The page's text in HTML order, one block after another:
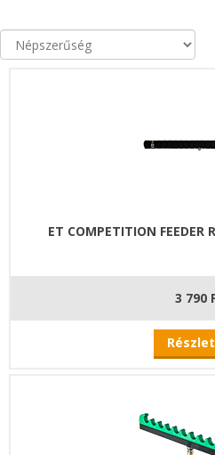
ET COMPETITION FEEDER
3 790